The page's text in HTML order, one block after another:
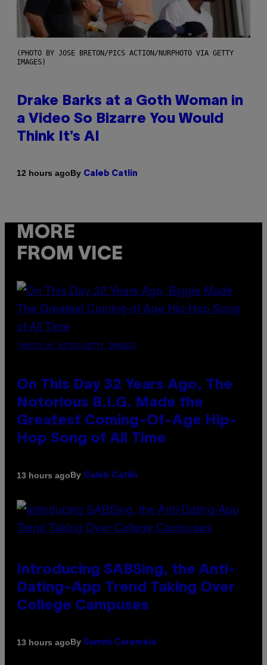
(PHOTO BY JOSE BRETON/PICS ACTION/NURPHOTO VIA GETTY
IMAGES)
Drake Barks at a Goth Woman in
a Video So Bizarre You Would
Think It’s AI
12 hours agoBy Caleb Catlin
MORE
FROM VICE
(PHOTO BY NITRO/GETTY IMAGES)
On This Day 32 Years Ago, The
Notorious B.I.G. Made the
Greatest Coming-Of-Age Hip-
Hop Song of All Time
13 hours agoBy Caleb Catlin
Introducing SABSing, the Anti-
Dating-App Trend Taking Over
College Campuses
13 hours agoBy Sammi Caramela